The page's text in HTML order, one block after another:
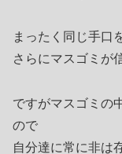
まったく同じ手口
さらにマスゴミが
ですがマスゴミの
ので
自分達に常に非は